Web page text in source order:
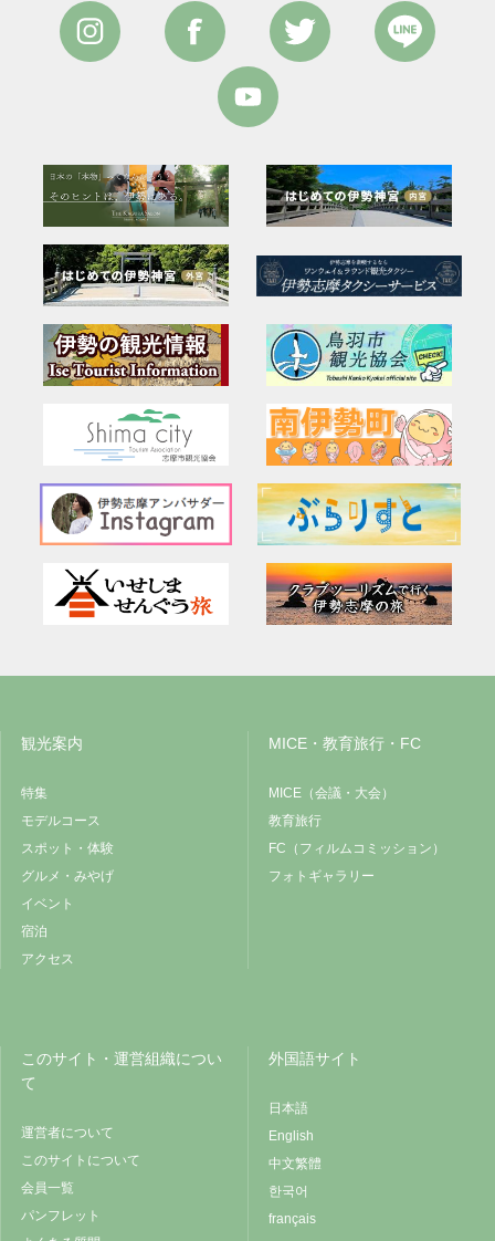
観光案内
特集
モデルコース
スポット・体験
グルメ・みやげ
イベント
宿泊
アクセス
MICE・教育旅行・FC
MICE（会議・大会）
教育旅行
FC（フィルムコミッション）
フォトギャラリー
このサイト・運営組織につい
て
運営者について
このサイトについて
会員一覧
パンフレット
外国語サイト
日本語
English
中文繁體
한국어
français